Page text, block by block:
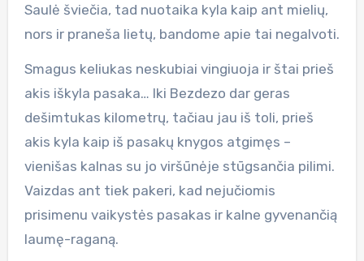
Saulė šviečia, tad nuotaika kyla kaip ant mielių,
nors ir praneša lietų, bandome apie tai negalvoti.
Smagus keliukas neskubiai vingiuoja ir štai prieš
akis iškyla pasaka… Iki Bezdezo dar geras
dešimtukas kilometrų, tačiau jau iš toli, prieš
akis kyla kaip iš pasakų knygos atgimęs –
vienišas kalnas su jo viršūnėje stūgsančia pilimi.
Vaizdas ant tiek pakeri, kad nejučiomis
prisimenu vaikystės pasakas ir kalne gyvenančią
laumę-raganą.